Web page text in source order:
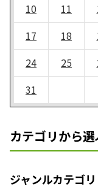
10
11
17
18
24
25
31
カテゴリから選
ジャンルカテゴリ